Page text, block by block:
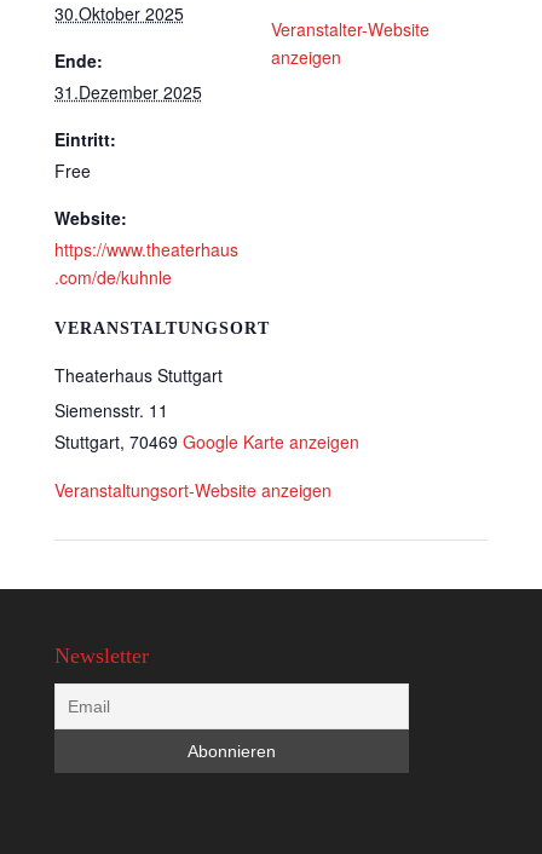
30.Oktober 2025
Ende:
31.Dezember 2025
Eintritt:
Free
Website:
https://www.theaterhaus
.com/de/kuhnle
VERANSTALTUNGSORT
Theaterhaus Stuttgart
Siemensstr. 11
Stuttgart, 70469 Google Karte anzeigen
Veranstaltungsort-Website anzeigen
Veranstalter-Website
anzeigen
Newsletter